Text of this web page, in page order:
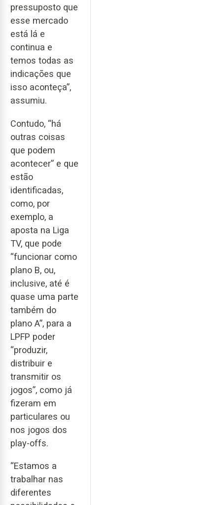
pressuposto que
esse mercado
está lá e
continua e
temos todas as
indicações que
isso aconteça”,
assumiu.
Contudo, “há
outras coisas
que podem
acontecer” e que
estão
identificadas,
como, por
exemplo, a
aposta na Liga
TV, que pode
“funcionar como
plano B, ou,
inclusive, até é
quase uma parte
também do
plano A”, para a
LPFP poder
“produzir,
distribuir e
transmitir os
jogos”, como já
fizeram em
particulares ou
nos jogos dos
play-offs.
“Estamos a
trabalhar nas
diferentes